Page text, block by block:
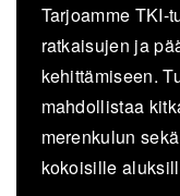
Tarjoamme TKI-
ratkaisujen ja
kehittämiseen.
mahdollistaa
merenkulun
kokoisille